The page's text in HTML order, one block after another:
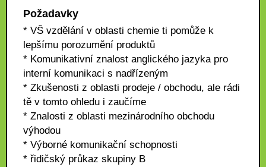
Požadavky
* VŠ vzdělání v oblasti chemie ti pomůže k
lepšímu porozumění produktů
* Komunikativní znalost anglického jazyka pro
interní komunikaci s nadřízeným
* Zkušenosti z oblasti prodeje / obchodu, ale rádi
tě v tomto ohledu i zaučíme
* Znalosti z oblasti mezinárodního obchodu
výhodou
* Výborné komunikační schopnosti
* řidičský průkaz skupiny B